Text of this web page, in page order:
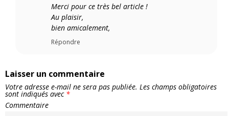
Merci pour ce très bel article !
Au plaisir,
bien amicalement,
Répondre
Laisser un commentaire
Votre adresse e-mail ne sera pas publiée. Les champs obligatoires
sont indiqués avec *
Commentaire